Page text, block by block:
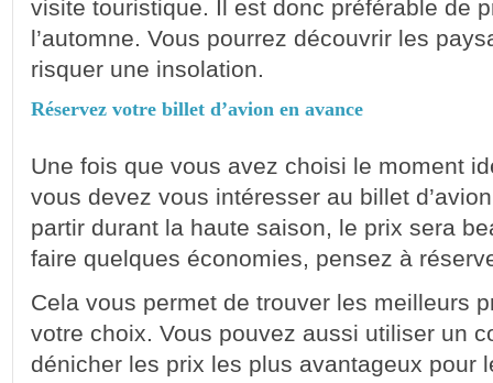
visite touristique. Il est donc préférable de
l’automne. Vous pourrez découvrir les
risquer une insolation.
Réservez votre billet d’avion en avance
Une fois que vous avez choisi le moment
vous devez vous intéresser au billet
partir durant la haute saison, le prix sera
faire quelques économies, pensez à
Cela vous permet de trouver les meilleurs
votre choix. Vous pouvez aussi utiliser un
dénicher les prix les plus avantageux pour